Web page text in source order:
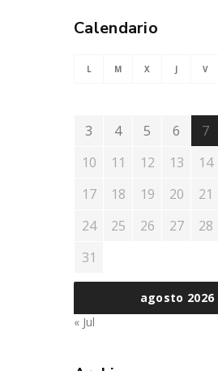
Calendario
agosto 2026
L M X J V
3
4 5 6 7
10
11 12 13 14
17
18 19 20 21
24
25 26 27 28
31
« Jul